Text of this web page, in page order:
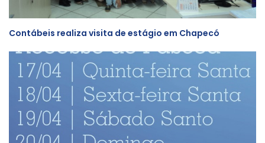
Contábeis realiza visita de estágio em Chapecó